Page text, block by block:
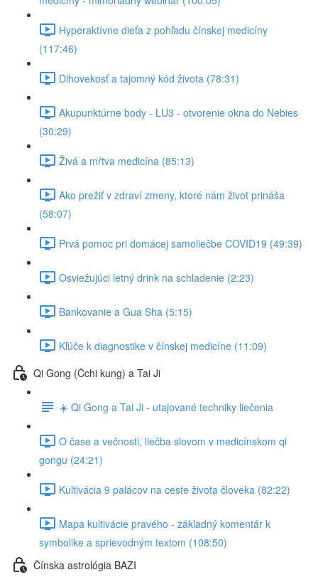
Hyperaktívne dieťa z pohľadu čínskej medicíny
(117:46)
Dlhovekosť a tajomný kód života (78:31)
Akupunktúrne body - LU3 - otvorenie okna do Nebies
(30:29)
Živá a mŕtva medicína (85:13)
Ako prežiť v zdraví zmeny, ktoré nám život prináša
(58:07)
Prvá pomoc pri domácej samoliečbe COVID19 (49:39)
Osviežujúci letný drink na schladenie (2:23)
Bankovanie a Gua Sha (5:15)
Kľúče k diagnostike v čínskej medicíne (11:09)
Qi Gong (Čchi kung) a Tai Ji
☀️ Qi Gong a Tai Ji - utajované techniky liečenia
O čase a večnosti, liečba slovom v medicínskom qi
gongu (24:21)
Kultivácia 9 palácov na ceste života človeka (82:22)
Mapa kultivácie pravého - základný komentár k
symbolike a sprievodným textom (108:50)
Čínska astrológia BAZI